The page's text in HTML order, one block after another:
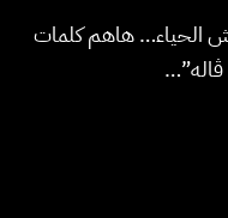
الحياء… هاهم كلمات